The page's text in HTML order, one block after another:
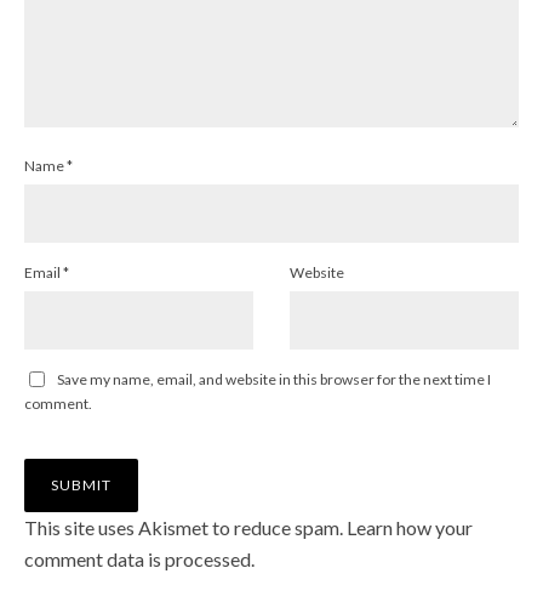
Name*
Email * Website
Save my name, email, and website in this browser for the next time I
comment.
This site uses Akismet to reduce spam. Learn how your
comment data is processed.